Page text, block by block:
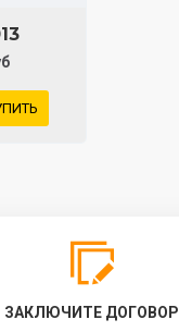
ЗАКЛЮЧИТЕ ДОГОВОР